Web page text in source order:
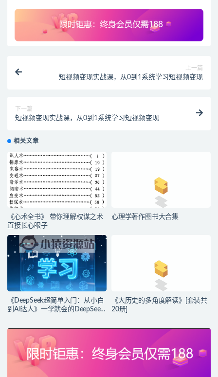
上一篇
短视频变现实战课，从0到1系统学习短视频变现
下一篇
短视频变现实战课，从0到1系统学习短视频变现
相关文章
《心术全书》 带你理解权谋之术
直接长心眼子
心理学著作图书大合集
《DeepSeek超简单入门：从小白
到AI达人》一学就会的DeepSeek
《大历史的多角度解读》[套装共
20册]